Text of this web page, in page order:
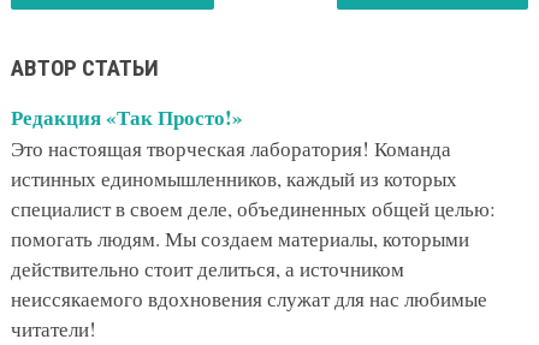
АВТОР СТАТЬИ
Редакция «Так Просто!»
Это настоящая творческая лаборатория! Команда
истинных единомышленников, каждый из которых
специалист в своем деле, объединенных общей целью:
помогать людям. Мы создаем материалы, которыми
действительно стоит делиться, а источником
неиссякаемого вдохновения служат для нас любимые
читатели!